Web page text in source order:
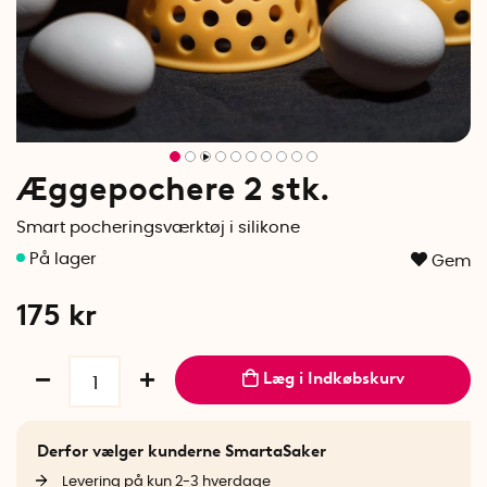
Æggepochere 2 stk.
Smart pocheringsværktøj i silikone
Gem
175 kr
Læg i Indkøbskurv
Derfor vælger kunderne SmartaSaker
Levering på kun 2-3 hverdage